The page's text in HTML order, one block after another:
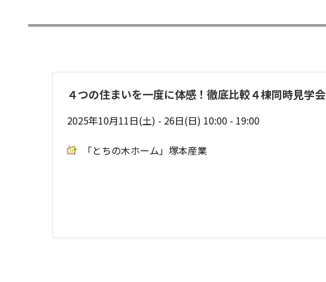
４つの住まいを一度に体感！徹底比較４棟同時見学会
2025年10月11日(土) - 26日(日) 10:00 - 19:00
「とちの木ホーム」塚本産業